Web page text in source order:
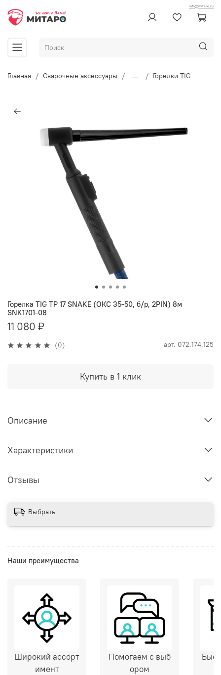
info@mitaro.ru
Главная Сварочные аксессуары ... Горелки TIG
(0) арт. 072.174.125
Горелка TIG TP 17 SNAKE (ОКС 35-50, б/р, 2PIN) 8м
SNK1701-08
11 080 ₽
Купить в 1 клик
Описание
Характеристики
Отзывы
Выбрать
Наши преимущества
Широкий ассорт
имент
Помогаем с выб
ором